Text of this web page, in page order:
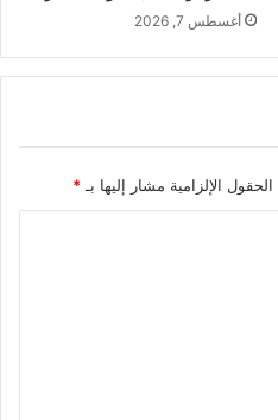
أغسطس 7, 2026
الحقول الإلزامية مشار إليها بـ *